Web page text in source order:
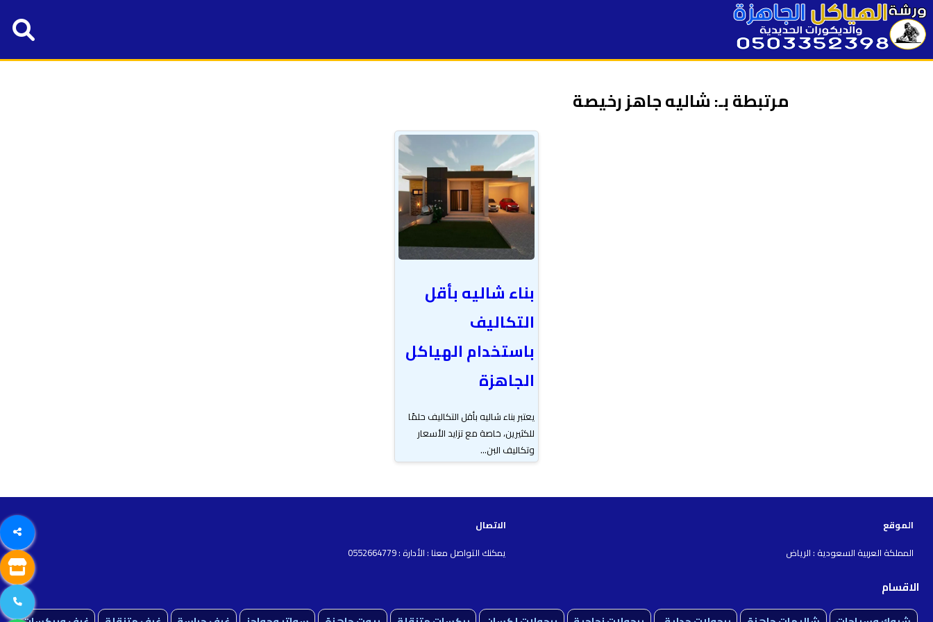
مرتبطة بـ: شاليه جاهز رخيصة
بناء شاليه بأقل
التكاليف
باستخدام الهياكل
الجاهزة
يعتبر بناء شاليه بأقل التكاليف حلمًا
للكثيرين، خاصة مع تزايد الأسعار
وتكاليف البن...
الموقع
الاتصال
المملكة العربية السعودية : الرياض
يمكنك التواصل معنا : الأدارة : 0552664779
الاقسام